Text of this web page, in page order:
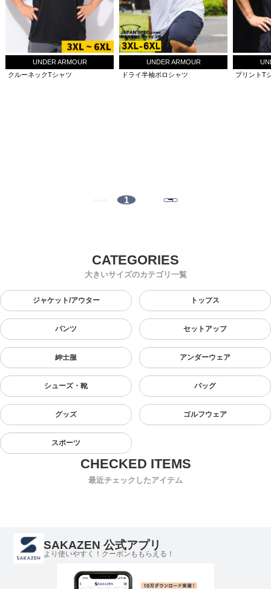
UNDER ARMOUR
クルーネックTシャツ
UNDER ARMOUR
ドライ半袖ポロシャツ
プリントT
1
大きいサイズのカテゴリ一覧
ジャケット/アウター トップス
パンツ セットアップ
紳士服 アンダーウェア
シューズ・靴 バッグ
グッズ ゴルフウェア
スポーツ
最近チェックしたアイテム
SAKAZEN 公式アプリ
より使いやすく！クーポンももらえる！